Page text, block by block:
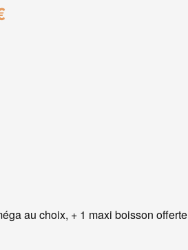
au choix, + 1 maxi boisson offerte